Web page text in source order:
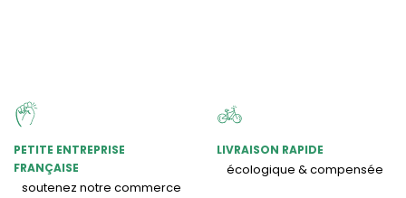
PETITE ENTREPRISE
FRANÇAISE
soutenez notre commerce
LIVRAISON RAPIDE
écologique & compensée